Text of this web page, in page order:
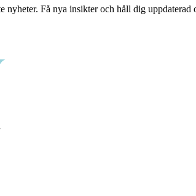
nyheter. Få nya insikter och håll dig